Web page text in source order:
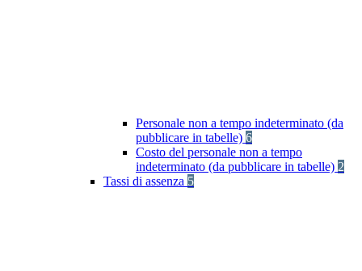
Personale non a tempo indeterminato (da
pubblicare in tabelle) 6
Costo del personale non a tempo
indeterminato (da pubblicare in tabelle) 2
Tassi di assenza 5